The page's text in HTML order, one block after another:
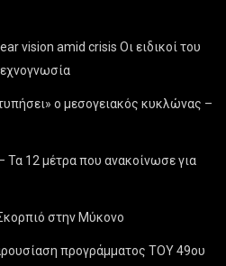
vision amid crisis Οι ειδικοί του
ο μεσογειακός κυκλώνας –
12 μέτρα που ανακοίνωσε για
στην Μύκονο
προγράμματος ΤΟΥ 49ου